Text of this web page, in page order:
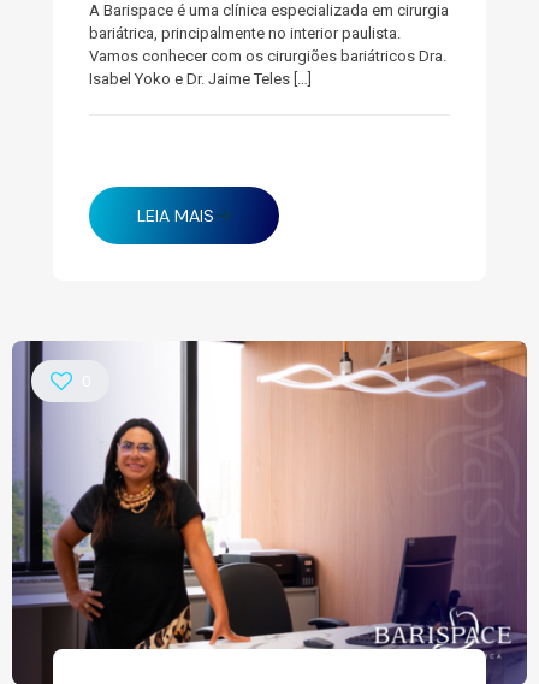
A Barispace é uma clínica especializada em cirurgia
bariátrica, principalmente no interior paulista.
Vamos conhecer com os cirurgiões bariátricos Dra.
Isabel Yoko e Dr. Jaime Teles […]
LEIA MAIS